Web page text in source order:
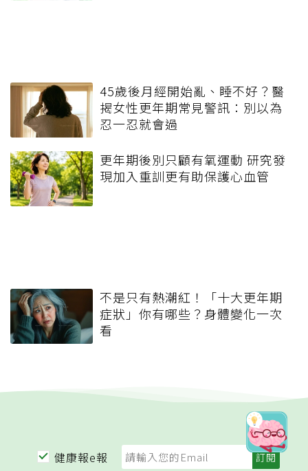
45歲後月經開始亂、睡不好？醫
揭女性更年期常見警訊：別以為
忍一忍就會過
更年期後別只顧有氧運動 研究發
現加入重訓更有助保護心血管
不是只有熱潮紅！「十大更年期
症狀」你有哪些？身體變化一次
看
健康報e報